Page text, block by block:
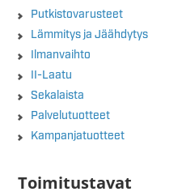
Putkistovarusteet
Lämmitys ja Jäähdytys
Ilmanvaihto
II-Laatu
Sekalaista
Palvelutuotteet
Kampanjatuotteet
Toimitustavat